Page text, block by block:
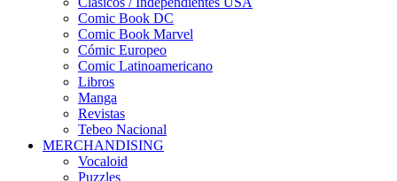
Comic Book DC
Comic Book Marvel
Cómic Europeo
Comic Latinoamericano
Libros
Manga
Revistas
Tebeo Nacional
MERCHANDISING
Vocaloid
Puzzles